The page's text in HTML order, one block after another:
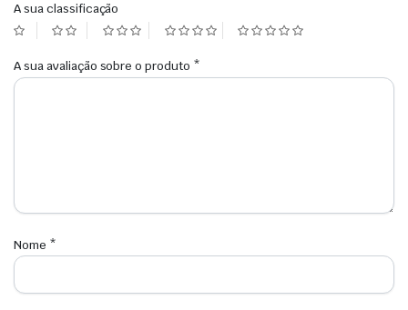
A sua classificação
A sua avaliação sobre o produto *
Nome *